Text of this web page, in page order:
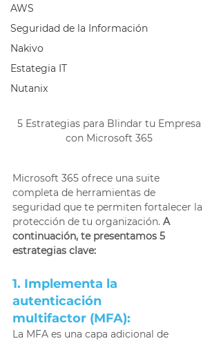
AWS
Seguridad de la Información
Nakivo
Estategia IT
Nutanix
5 Estrategias para Blindar tu Empresa
con Microsoft 365
Microsoft 365 ofrece una suite
completa de herramientas de
seguridad que te permiten fortalecer la
protección de tu organización. A
continuación, te presentamos 5
estrategias clave:
1. Implementa la
autenticación
multifactor (MFA):
La MFA es una capa adicional de